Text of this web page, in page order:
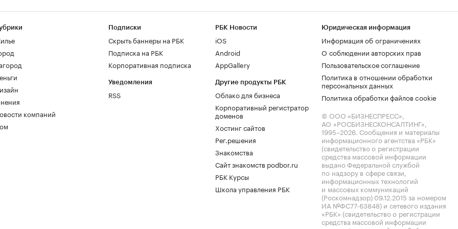
компаний
Подписки
Скрыть баннеры на РБК
Подписка на РБК
Корпоративная подписка
Уведомления
RSS
РБК Новости
iOS
Android
AppGallery
Другие продукты РБК
Облако для бизнеса
Корпоративный регистратор
доменов
Хостинг сайтов
Рег.решения
Знакомства
Сайт знакомств podbor.ru
РБК Курсы
Школа управления РБК
Юридическая информация
Информация об ограничениях
О соблюдении авторских прав
Пользовательское соглашение
Политика в отношении обработки
персональных данных
Политика обработки файлов cookie
© ООО «БИЗНЕСПРЕСС»,
АО «РОСБИЗНЕСКОНСАЛТИНГ»,
1995–2026. Сообщения и материалы
информационного агентства «РБК»
(свидетельство о регистрации
средства массовой информации
выдано Федеральной службой
по надзору в сфере связи,
информационных технологий
и массовых коммуникаций
(Роскомнадзор) 09.12.2015 за номером
ИА №ФС77-63848) и сетевого издания
«РБК» (свидетельство о регистрации
средства массовой информации